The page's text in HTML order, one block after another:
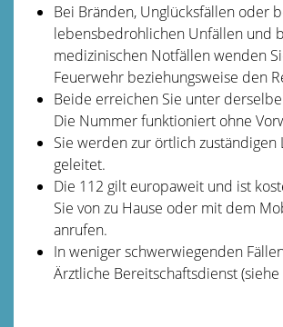
Bei Bränden, Unglücksfällen oder
lebensbedrohlichen Unfällen und
medizinischen Notfällen wenden
Feuerwehr beziehungsweise den
Beide erreichen Sie unter
Die Nummer funktioniert ohne
Sie werden zur örtlich zuständigen
geleitet.
Die 112 gilt europaweit und ist
Sie von zu Hause oder mit dem
anrufen.
In weniger schwerwiegenden
Ärztliche Bereitschaftsdienst (siehe